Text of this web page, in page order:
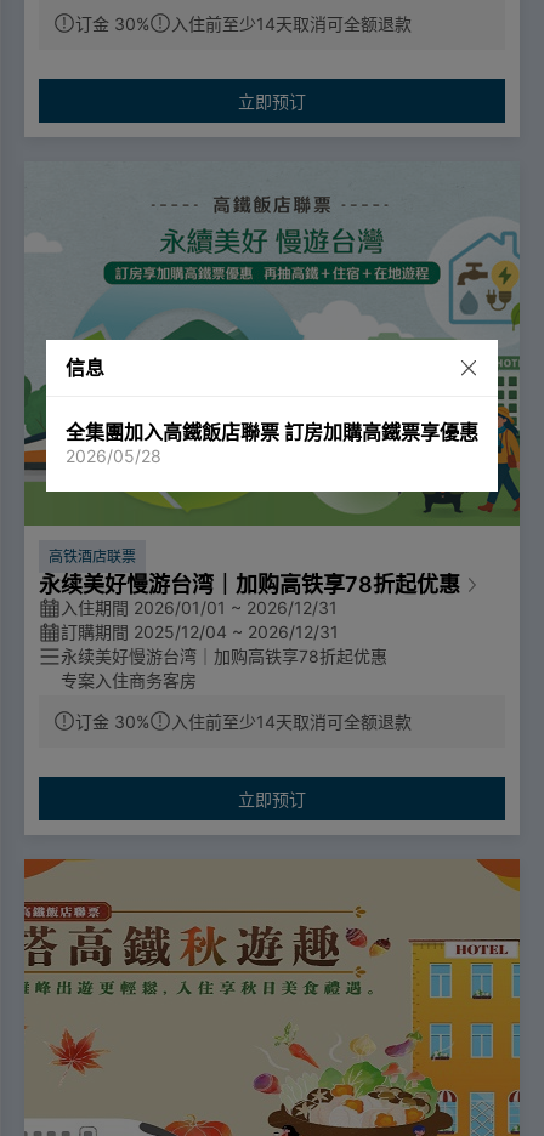
活動期間：2026/4/10-2026/12/31
🔼優待票：符合敬老、愛心、孩童身分者，享全額票價之5
订金 30% 入住前至少14天取消可全额退款
立即预订
高铁酒店联票
永续美好慢游台湾｜加购高铁享78折起优惠
入住期間 2026/01/01 ~ 2026/12/31
訂購期間 2025/12/04 ~ 2026/12/31
永续美好慢游台湾｜加购高铁享78折起优惠
专案入住商务客房
平日（周日～周四）连续入住不打扫，第二晚房价再减200
订金 30% 入住前至少14天取消可全额退款
立即预订
信息
全集團加入高鐵飯店聯票 訂房加購高鐵票享優惠
2026/05/28